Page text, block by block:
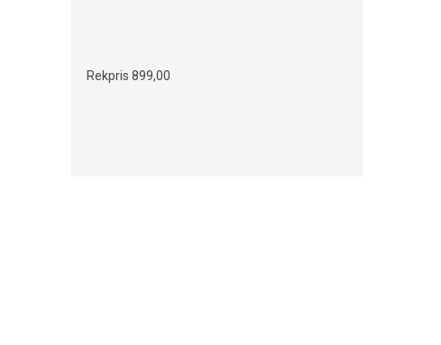
Rekpris899,00